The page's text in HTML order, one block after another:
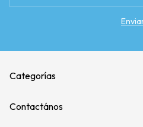
Categorías
Contactános